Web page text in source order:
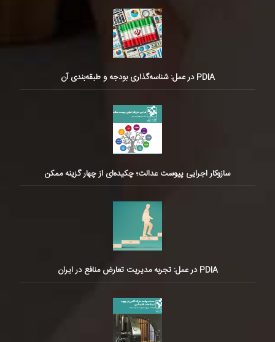
PDIA در عمل: شناسه‌گذاری بودجه و طبقه‌بندی آن
سازوکار اجرایی پیوست عدالت؛ چکیده‌ای از چهار گزینه ممکن
PDIA در عمل: تجربه مدیریت تعارض منافع در ایران